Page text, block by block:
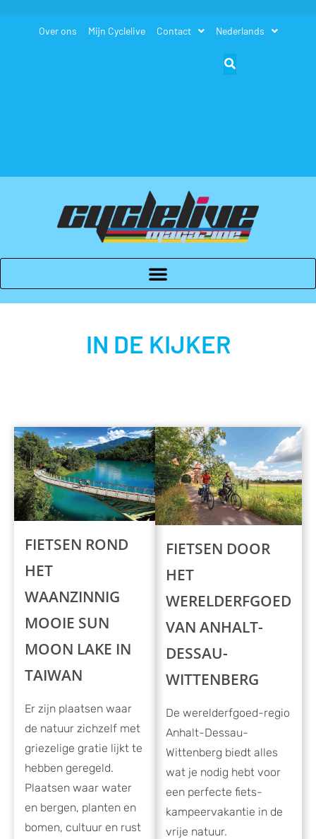
Over ons Mijn Cyclelive Contact Nederlands
IN DE KIJKER
FIETSEN ROND
HET
WAANZINNIG
MOOIE SUN
MOON LAKE IN
TAIWAN
Er zijn plaatsen waar
de natuur zichzelf met
griezelige gratie lijkt te
hebben geregeld.
Plaatsen waar water
en bergen, planten en
bomen, cultuur en rust
FIETSEN DOOR
HET
WERELDERFGOED
VAN ANHALT-
DESSAU-
WITTENBERG
De werelderfgoed-regio
Anhalt-Dessau-
Wittenberg biedt alles
wat je nodig hebt voor
een perfecte fiets-
kampeervakantie in de
vrije natuur.